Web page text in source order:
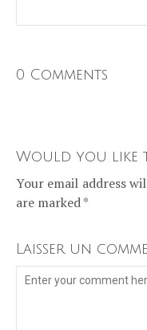
0 Comments
Would you like
Your email address
are marked *
Laisser un